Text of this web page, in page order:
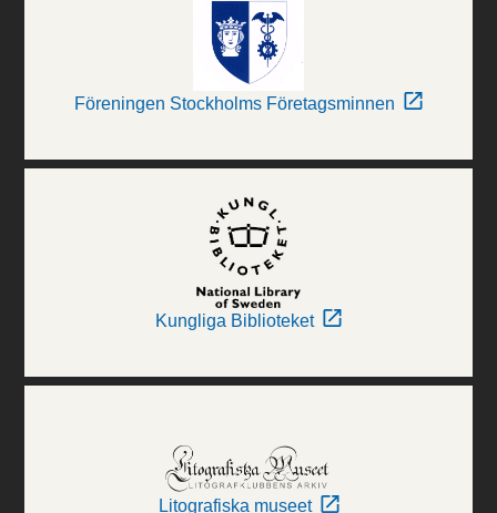
Föreningen Stockholms Företagsminnen
Kungliga Biblioteket
Litografiska museet